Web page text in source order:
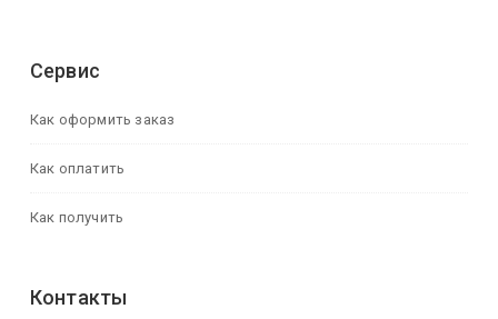
Сервис
Как оформить заказ
Как оплатить
Как получить
Контакты